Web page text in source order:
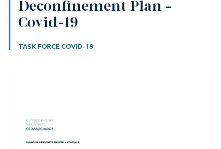
Deconfinement Plan -
Covid-19
Auteur
TASK FORCE COVID-19